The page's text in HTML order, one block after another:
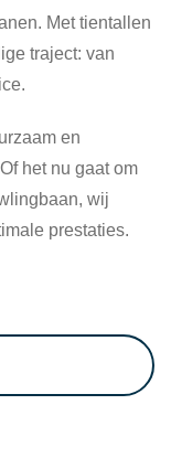
Met tientallen
traject: van
en
het nu gaat om
wij
prestaties.